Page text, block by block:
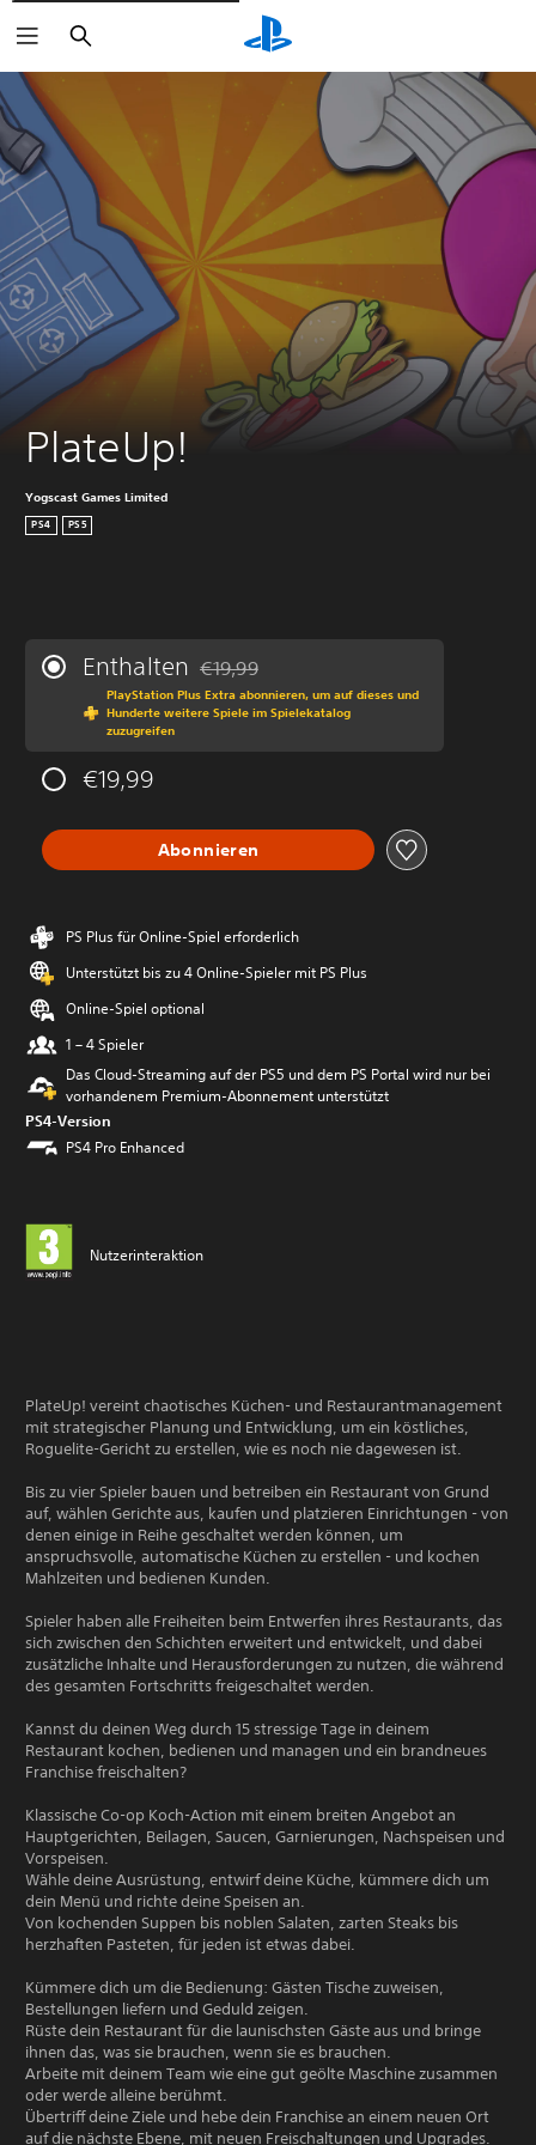
Suchen
PlateUp!
Yogscast Games Limited
PS4 PS5
Enthalten Preisnachlass gegenüber dem
€19,99
PlayStation Plus Extra abonnieren, um auf dieses und
Hunderte weitere Spiele im Spielekatalog
zuzugreifen
€19,99
Abonnieren
PS Plus für Online-Spiel erforderlich
Unterstützt bis zu 4 Online-Spieler mit PS Plus
Online-Spiel optional
1 – 4 Spieler
Das Cloud-Streaming auf der PS5 und dem PS Portal wird nur bei
vorhandenem Premium-Abonnement unterstützt
PS4-Version
PS4 Pro Enhanced
Nutzerinteraktion
PlateUp! vereint chaotisches Küchen- und Restaurantmanagement
mit strategischer Planung und Entwicklung, um ein köstliches,
Roguelite-Gericht zu erstellen, wie es noch nie dagewesen ist.
Bis zu vier Spieler bauen und betreiben ein Restaurant von Grund
auf, wählen Gerichte aus, kaufen und platzieren Einrichtungen - von
denen einige in Reihe geschaltet werden können, um
anspruchsvolle, automatische Küchen zu erstellen - und kochen
Mahlzeiten und bedienen Kunden.
Spieler haben alle Freiheiten beim Entwerfen ihres Restaurants, das
sich zwischen den Schichten erweitert und entwickelt, und dabei
zusätzliche Inhalte und Herausforderungen zu nutzen, die während
des gesamten Fortschritts freigeschaltet werden.
Kannst du deinen Weg durch 15 stressige Tage in deinem
Restaurant kochen, bedienen und managen und ein brandneues
Franchise freischalten?
Klassische Co-op Koch-Action mit einem breiten Angebot an
Hauptgerichten, Beilagen, Saucen, Garnierungen, Nachspeisen und
Vorspeisen.
Wähle deine Ausrüstung, entwirf deine Küche, kümmere dich um
dein Menü und richte deine Speisen an.
Von kochenden Suppen bis noblen Salaten, zarten Steaks bis
herzhaften Pasteten, für jeden ist etwas dabei.
Kümmere dich um die Bedienung: Gästen Tische zuweisen,
Bestellungen liefern und Geduld zeigen.
Rüste dein Restaurant für die launischsten Gäste aus und bringe
ihnen das, was sie brauchen, wenn sie es brauchen.
Arbeite mit deinem Team wie eine gut geölte Maschine zusammen
oder werde alleine berühmt.
Übertriff deine Ziele und hebe dein Franchise an einem neuen Ort
auf die nächste Ebene, mit neuen Freischaltungen und Upgrades.